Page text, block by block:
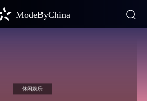
ModeByChina
休闲娱乐